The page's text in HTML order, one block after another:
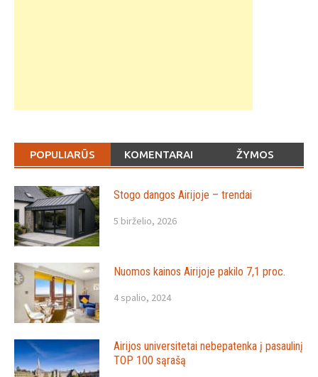
POPULIARŪS KOMENTARAI ŽYMOS
Stogo dangos Airijoje – trendai
5 birželio, 2026
Nuomos kainos Airijoje pakilo 7,1 proc.
4 spalio, 2024
Airijos universitetai nebepatenka į pasaulinį
TOP 100 sąrašą